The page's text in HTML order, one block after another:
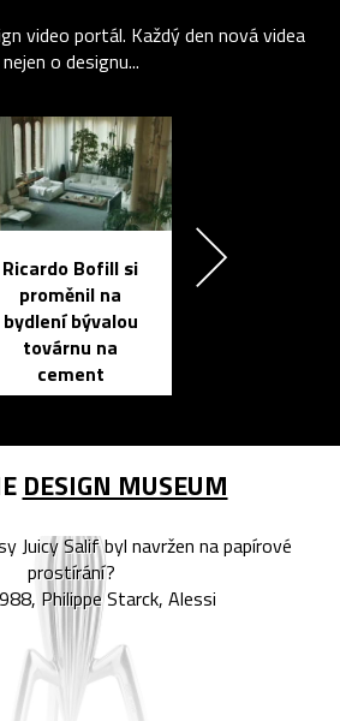
video portál. Každý den nová videa
nejen o designu...
Ricardo Bofill si
proměnil na
bydlení bývalou
továrnu na
cement
DESIGN MUSEUM
Juicy Salif byl navržen na papírové
prostírání?
Philippe Starck, Alessi